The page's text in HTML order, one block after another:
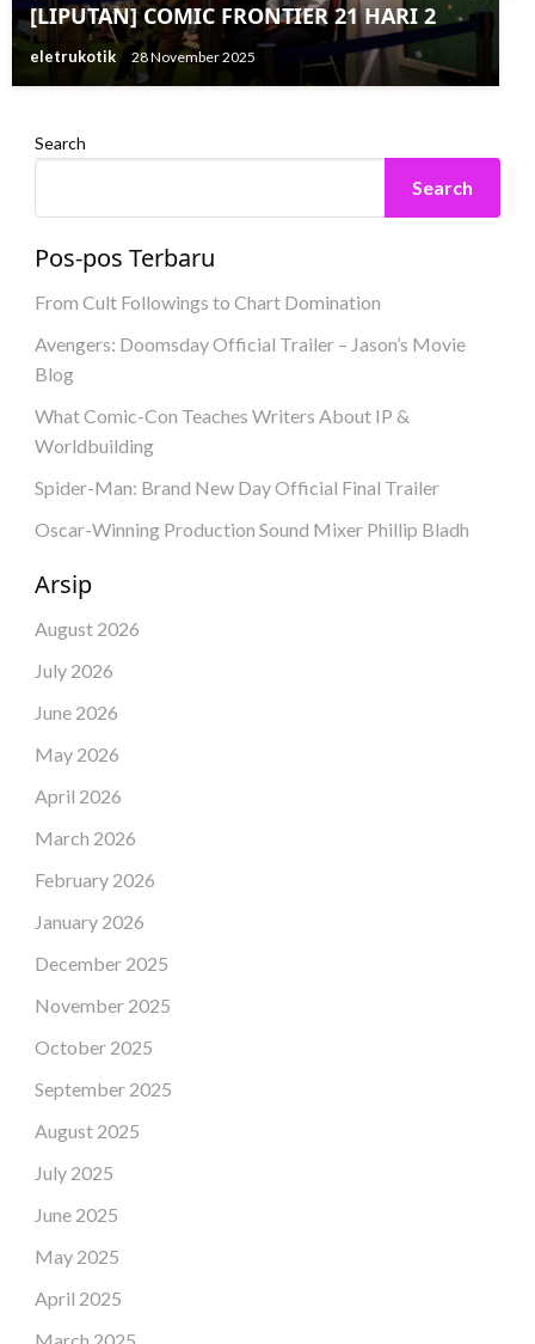
[LIPUTAN] COMIC FRONTIER 21 HARI 2
eletrukotik 28 November 2025
Search
Search
Pos-pos Terbaru
From Cult Followings to Chart Domination
Avengers: Doomsday Official Trailer – Jason’s Movie
Blog
What Comic-Con Teaches Writers About IP &
Worldbuilding
Spider-Man: Brand New Day Official Final Trailer
Oscar-Winning Production Sound Mixer Phillip Bladh
Arsip
August 2026
July 2026
June 2026
May 2026
April 2026
March 2026
February 2026
January 2026
December 2025
November 2025
October 2025
September 2025
August 2025
July 2025
June 2025
May 2025
April 2025